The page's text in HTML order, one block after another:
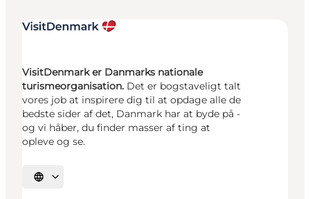
VisitDenmark er Danmarks nationale
turismeorganisation. Det er bogstaveligt talt
vores job at inspirere dig til at opdage alle de
bedste sider af det, Danmark har at byde på -
og vi håber, du finder masser af ting at
opleve og se.
Vælg sprog